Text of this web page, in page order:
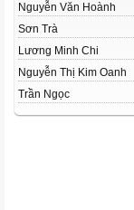
Nguyễn Văn Hoành
Sơn Trà
Lương Minh Chi
Nguyễn Thị Kim Oanh
Trần Ngọc